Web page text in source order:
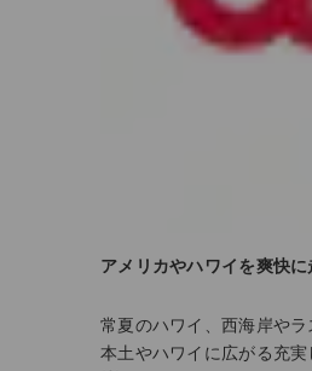
アメリカやハワイを爽快
常夏のハワイ、西海岸や
本土やハワイに広がる充